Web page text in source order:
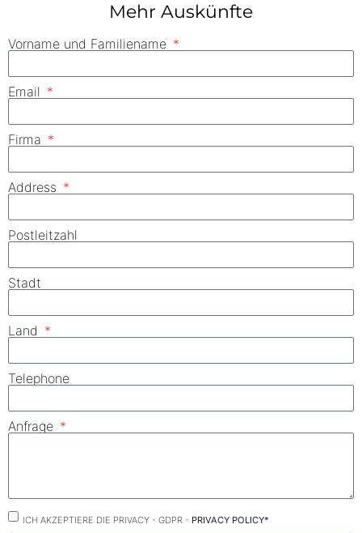
Mehr Auskünfte
Vorname und Familiename
Email
Firma
Address
Postleitzahl
Stadt
Land
Telephone
Anfrage
ICH AKZEPTIERE DIE PRIVACY - GDPR - PRIVACY POLICY*